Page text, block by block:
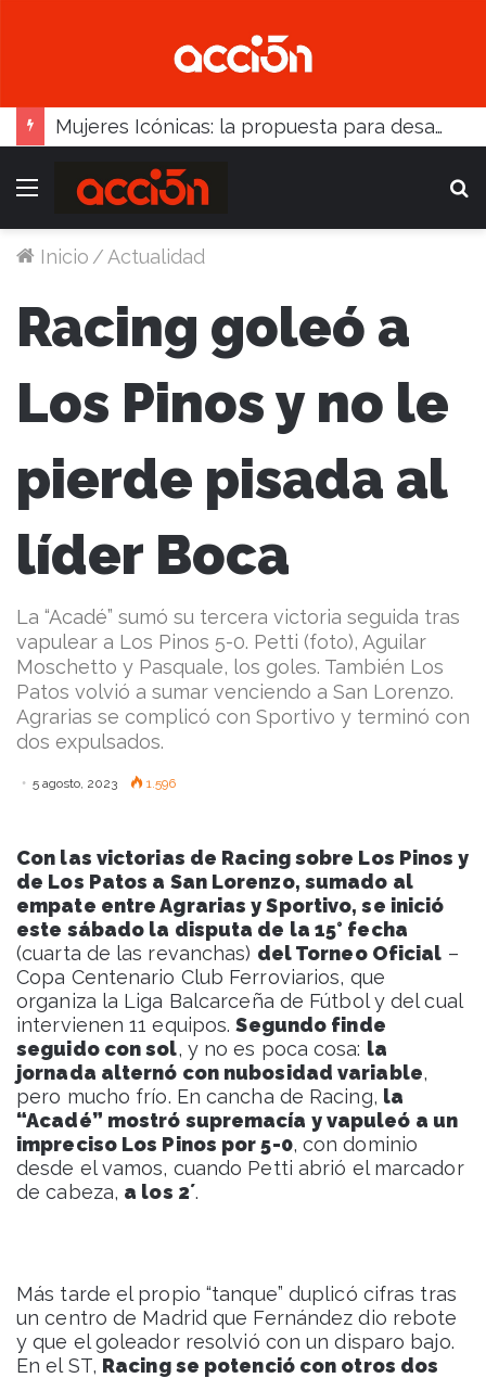
Mujeres Icónicas: la propuesta para desarrollo empresarial femenino que llega a Balcarce
Menú
Inicio /Actualidad
Racing goleó a
Los Pinos y no le
pierde pisada al
líder Boca
La “Acadé” sumó su tercera victoria seguida tras
vapulear a Los Pinos 5-0. Petti (foto), Aguilar
Moschetto y Pasquale, los goles. También Los
Patos volvió a sumar venciendo a San Lorenzo.
Agrarias se complicó con Sportivo y terminó con
dos expulsados.
5 agosto, 2023 1.596
Con las victorias de Racing sobre Los Pinos y
de Los Patos a San Lorenzo, sumado al
empate entre Agrarias y Sportivo, se inició
este sábado la disputa de la 15° fecha
(cuarta de las revanchas) del Torneo Oficial –
Copa Centenario Club Ferroviarios, que
organiza la Liga Balcarceña de Fútbol y del cual
intervienen 11 equipos.Segundo finde
seguido con sol, y no es poca cosa: la
jornada alternó con nubosidad variable,
pero mucho frío. En cancha de Racing, la
“Acadé” mostró supremacía y vapuleó a un
impreciso Los Pinos por 5-0, con dominio
desde el vamos, cuando Petti abrió el marcador
de cabeza, a los 2´.
Más tarde el propio “tanque” duplicó cifras tras
un centro de Madrid que Fernández dio rebote
y que el goleador resolvió con un disparo bajo.
En el ST, Racing se potenció con otros dos